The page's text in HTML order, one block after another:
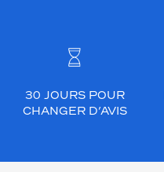
30 JOURS POUR
CHANGER D’AVIS